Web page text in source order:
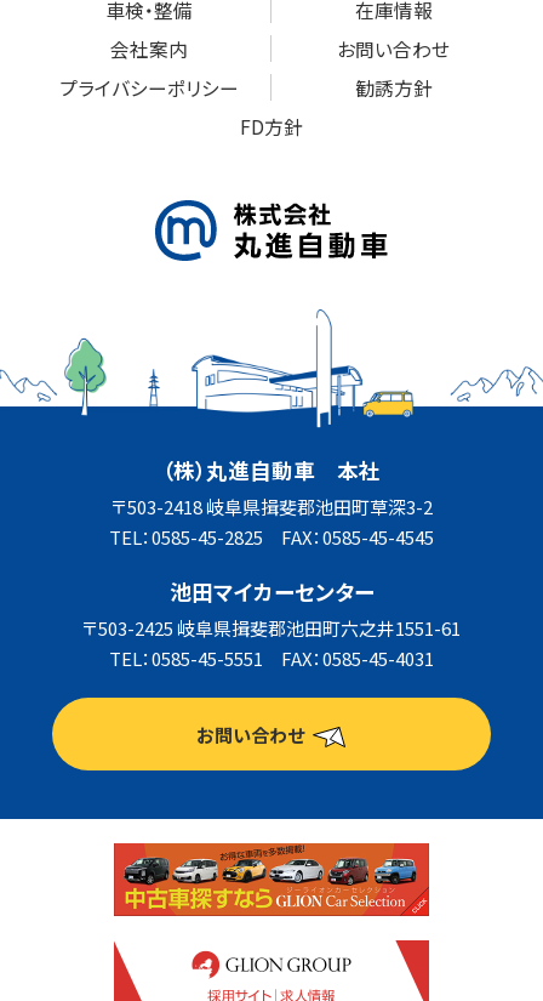
車検・整備
在庫情報
会社案内
お問い合わせ
プライバシーポリシー
勧誘方針
FD方針
（株）丸進自動車 本社
〒503-2418 岐阜県揖斐郡池田町草深3-2
TEL：0585-45-2825 FAX：0585-45-4545
池田マイカーセンター
〒503-2425 岐阜県揖斐郡池田町六之井1551-61
TEL：0585-45-5551 FAX：0585-45-4031
お問い合わせ